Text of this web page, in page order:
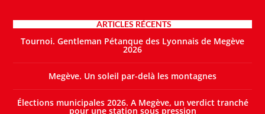
ARTICLES RÉCENTS
Tournoi. Gentleman Pétanque des Lyonnais de Megève
2026
Megève. Un soleil par-delà les montagnes
Élections municipales 2026. A Megève, un verdict tranché
pour une station sous pression